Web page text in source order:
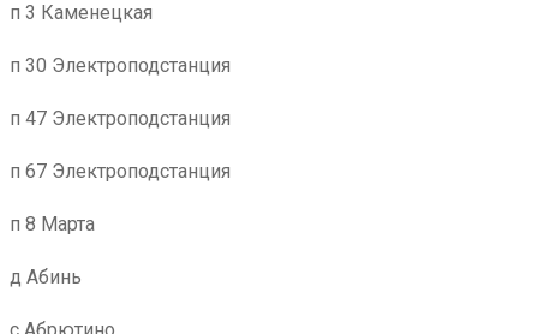
п 3 Каменецкая
п 30 Электроподстанция
п 47 Электроподстанция
п 67 Электроподстанция
п 8 Марта
д Абинь